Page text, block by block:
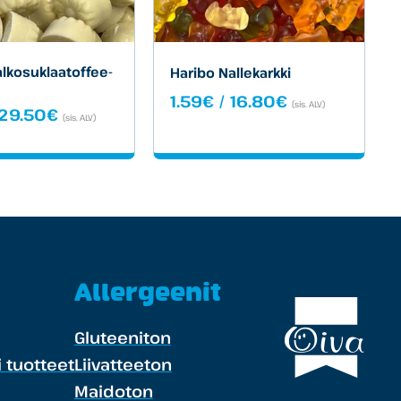
€Hintaluokka:
29.50€
(sis. ALV)
Haribo Nallekarkki
1.59€ /16.80€Hintaluokka:
16.80€
(sis. ALV)
tuotteet
Allergeenit
Gluteeniton
Liivatteeton
Maidoton